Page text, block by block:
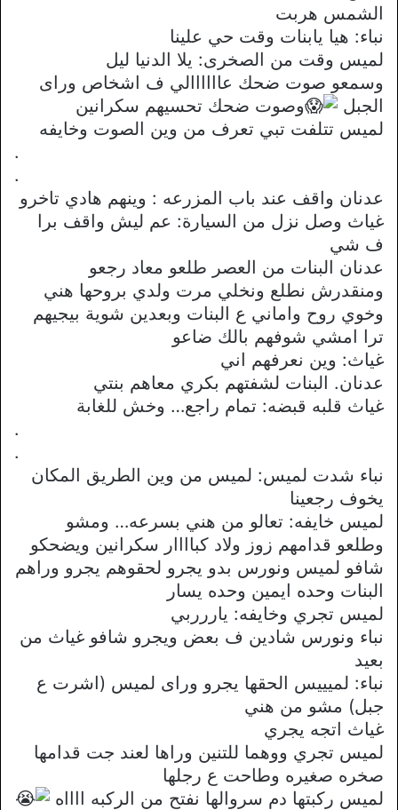
الشمس هربت
نباء: هيا يابنات وقت حي علينا
لميس وقت من الصخرى: يلا الدنيا ليل
وسمعو صوت ضحك عاااااالي ف اشخاص وراى
الجبل
وصوت ضحك تحسيهم سكرانين
لميس تتلفت تبي تعرف من وين الصوت وخايفه
.
.
عدنان واقف عند باب المزرعه : وينهم هادي تاخرو
غياث وصل نزل من السيارة: عم ليش واقف برا
ف شي
عدنان البنات من العصر طلعو معاد رجعو
ومنقدرش نطلع ونخلي مرت ولدي بروحها هني
وخوي روح واماني ع البنات وبعدين شوية بيجيهم
ترا امشي شوفهم بالك ضاعو
غياث: وين نعرفهم اني
عدنان. البنات لشفتهم بكري معاهم بنتي
غياث قلبه قبضه: تمام راجع… وخش للغابة
.
.
نباء شدت لميس: لميس من وين الطريق المكان
يخوف رجعينا
لميس خايفه: تعالو من هني بسرعه… ومشو
وطلعو قدامهم زوز ولاد كباااار سكرانين ويضحكو
شافو لميس ونورس بدو يجرو لحقوهم يجرو وراهم
البنات وحده ايمين وحده يسار
لميس تجري وخايفه: ياررربي
نباء ونورس شادين ف بعض ويجرو شافو غياث من
بعيد
نباء: لميييس الحقها يجرو وراى لميس (اشرت ع
جبل) مشو من هني
غياث اتجه يجري
لميس تجري ووهما للتنين وراها لعند جت قدامها
صخره صغيره وطاحت ع رجلها
لميس ركبتها دم سروالها نفتح من الركبه ااااه